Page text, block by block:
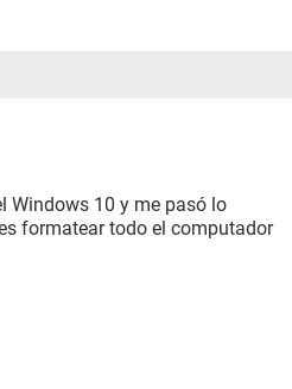
Windows 10 y me pasó lo
formatear todo el computador